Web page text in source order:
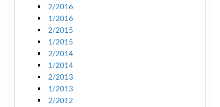
2/2016
1/2016
2/2015
1/2015
2/2014
1/2014
2/2013
1/2013
2/2012